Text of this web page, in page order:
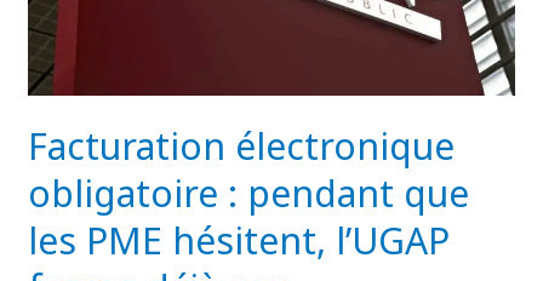
Facturation électronique
obligatoire : pendant que
les PME hésitent, l’UGAP
PME
hésitent,
forme
déjà
ses
fournisseurs